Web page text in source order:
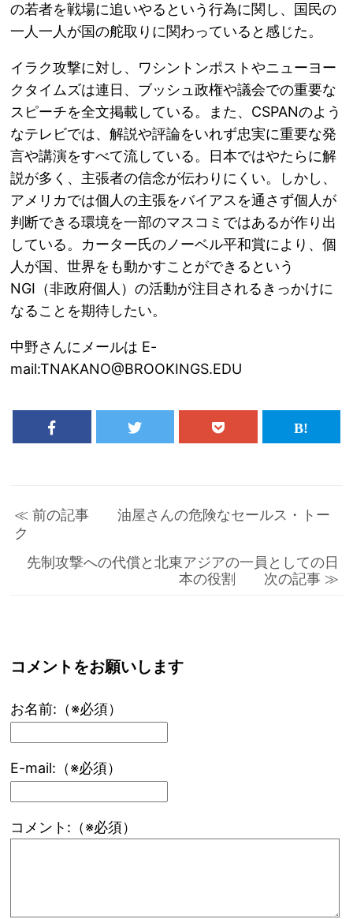
の若者を戦場に追いやるという行為に関し、国民の
一人一人が国の舵取りに関わっていると感じた。
イラク攻撃に対し、ワシントンポストやニューヨー
クタイムズは連日、ブッシュ政権や議会での重要な
スピーチを全文掲載している。また、CSPANのよう
なテレビでは、解説や評論をいれず忠実に重要な発
言や講演をすべて流している。日本ではやたらに解
説が多く、主張者の信念が伝わりにくい。しかし、
アメリカでは個人の主張をバイアスを通さず個人が
判断できる環境を一部のマスコミではあるが作り出
している。カーター氏のノーベル平和賞により、個
人が国、世界をも動かすことができるという
NGI（非政府個人）の活動が注目されるきっかけに
なることを期待したい。
中野さんにメールは E-
mail:TNAKANO@BROOKINGS.EDU
≪ 前の記事 油屋さんの危険なセールス・トー
ク
先制攻撃への代償と北東アジアの一員としての日
本の役割 次の記事 ≫
コメントをお願いします
お名前:（※必須）
E-mail:（※必須）
コメント:（※必須）